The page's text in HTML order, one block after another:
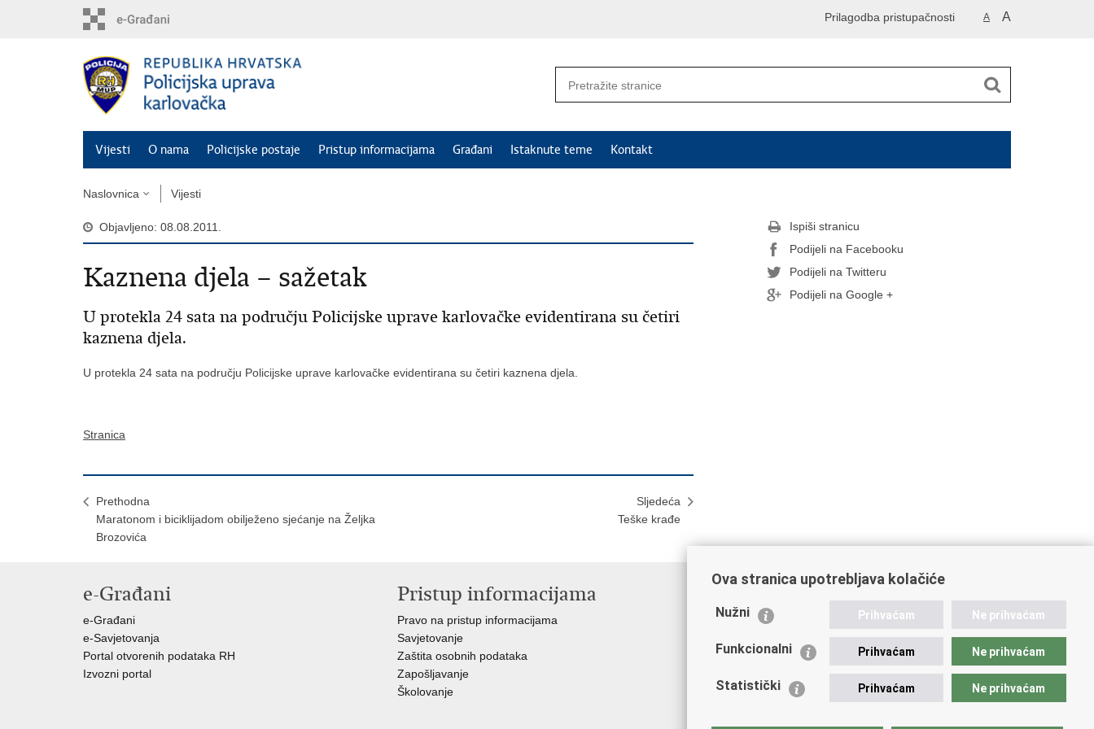
A A
Prilagodba pristupačnosti
Vijesti O nama Policijske postaje Pristup informacijama Građani Istaknute teme Kontakt
Naslovnica Vijesti
Objavljeno: 08.08.2011.
Kaznena djela – sažetak
U protekla 24 sata na području Policijske uprave karlovačke evidentirana su četiri
kaznena djela.
U protekla 24 sata na području Policijske uprave karlovačke evidentirana su četiri kaznena djela.
Stranica
Prethodna
Maratonom i biciklijadom obilježeno sjećanje na Željka
Brozovića
Sljedeća
Teške krađe
Ispiši stranicu
Podijeli na Facebooku
Podijeli na Twitteru
Podijeli na Google +
e-Građani
e-Građani
e-Savjetovanja
Portal otvorenih podataka RH
Izvozni portal
Pristup informacijama
Pravo na pristup informacijama
Savjetovanje
Zaštita osobnih podataka
Zapošljavanje
Školovanje
Važne poveznice
Ministarstvo unutarnjih poslova
Udruge
Policijska akademija
Ova stranica upotrebljava kolačiće
Nužni Prihvaćam Ne prihvaćam
Funkcionalni Prihvaćam Ne prihvaćam
Statistički Prihvaćam Ne prihvaćam